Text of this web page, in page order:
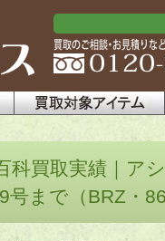
科買取実績｜ア
号まで（BRZ・